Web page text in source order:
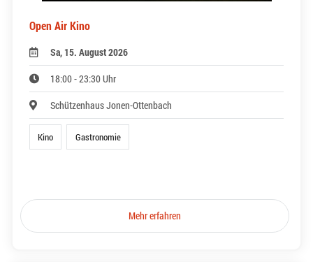
Open Air Kino
Sa, 15. August 2026
18:00 - 23:30 Uhr
Schützenhaus Jonen-Ottenbach
Kino Gastronomie
Mehr erfahren